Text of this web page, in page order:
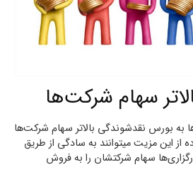
سهام شرکت‌ها
به بورس نقدشوندگی بالاتر سهام شرکت‌ها
از این مزیت میتوانند به‌ سادگی از طریق
سهام شرکتشان را به فروش